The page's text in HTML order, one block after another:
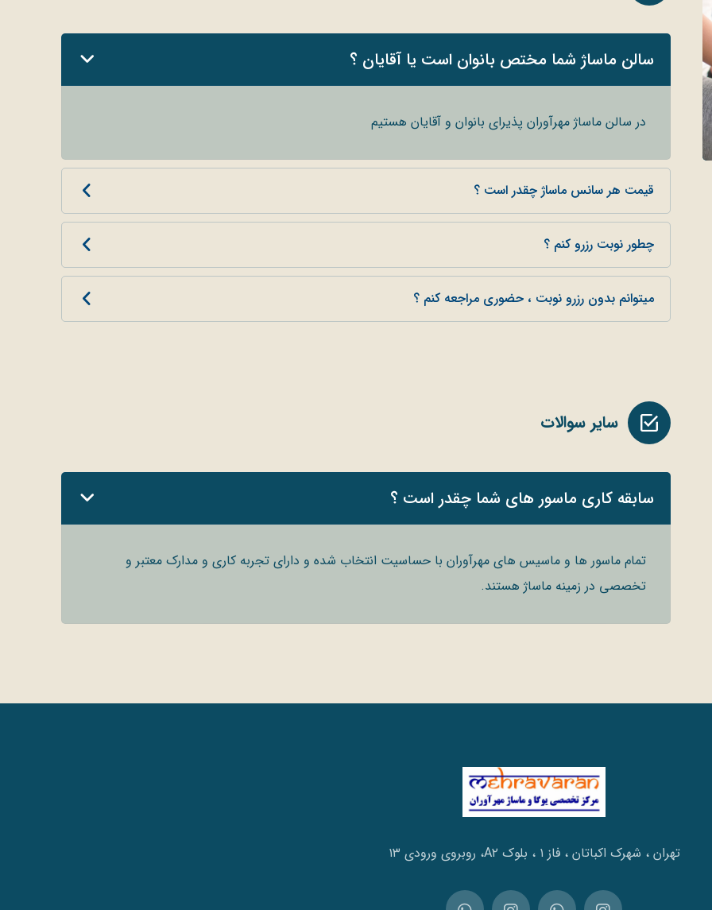
سالن ماساژ شما مختص بانوان است یا آقایان ؟
در سالن ماساژ مهرآوران پذیرای بانوان و آقایان هستیم
قیمت هر سانس ماساژ چقدر است ؟
چطور نوبت رزرو کنم ؟
میتوانم بدون رزرو نوبت ، حضوری مراجعه کنم ؟
سایر سوالات
سابقه کاری ماسور های شما چقدر است ؟
تمام ماسور ها و ماسیس های مهرآوران با حساسیت انتخاب شده و دارای تجربه کاری و مدارک معتبر و
تخصصی در زمینه ماساژ هستند.
تهران ، شهرک اکباتان ، فاز ۱ ، بلوک A۲، روبروی ورودی ۱۳